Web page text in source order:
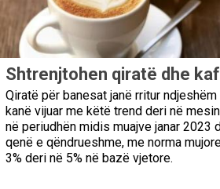
Shtrenjtohen qiratë dhe
Qiratë për banesat janë rritur
kanë vijuar me këtë trend deri në
në periudhën midis muajve janar 2023
qenë e qëndrueshme, me norma
3% deri në 5% në bazë vjetore.